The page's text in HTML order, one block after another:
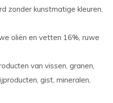
zonder kunstmatige kleuren.
oliën en vetten 16%, ruwe
van vissen, granen,
gist, mineralen,